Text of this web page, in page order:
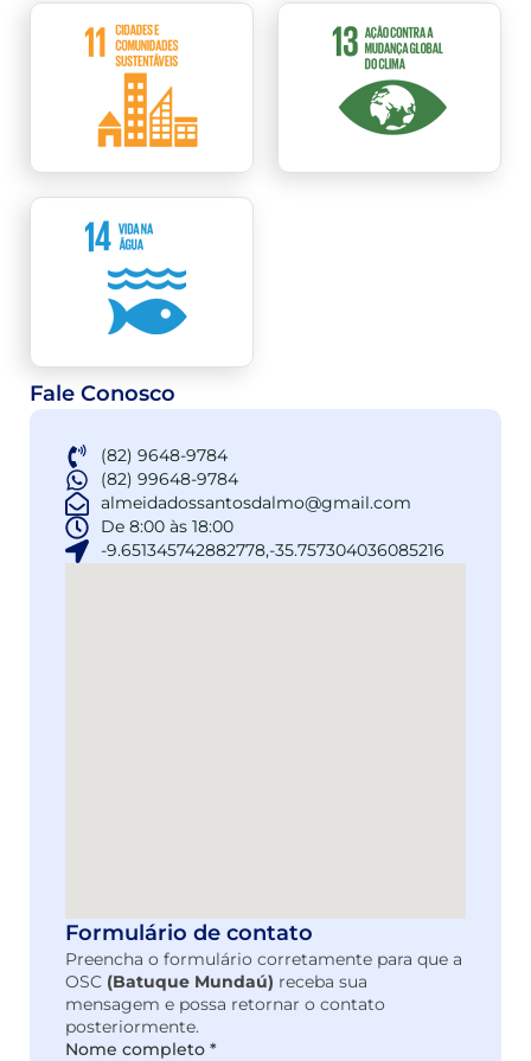
Fale Conosco
(82) 9648-9784
(82) 99648-9784
almeidadossantosdalmo@gmail.com
De 8:00 às 18:00
-9.651345742882778,-35.757304036085216
Formulário de contato
Preencha o formulário corretamente para que a
OSC (Batuque Mundaú) receba sua
mensagem e possa retornar o contato
posteriormente.
Nome completo *